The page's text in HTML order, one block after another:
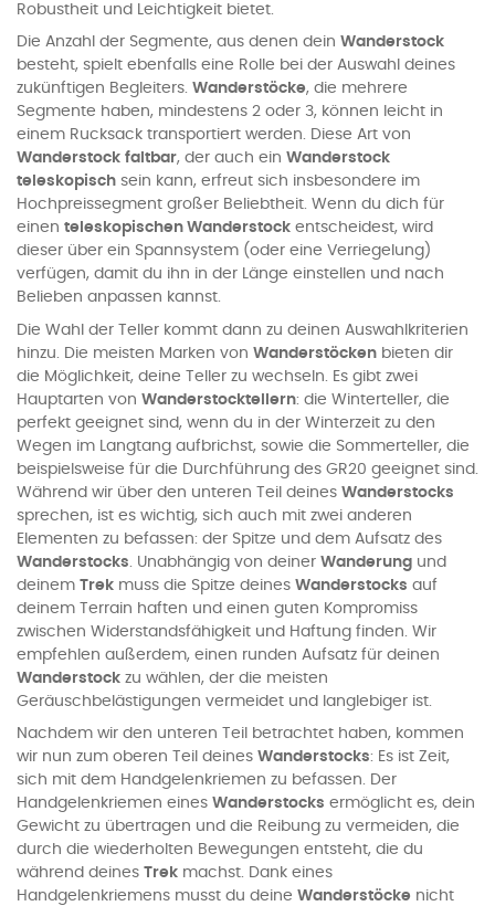
Robustheit und Leichtigkeit bietet.
Die Anzahl der Segmente, aus denen dein Wanderstock
besteht, spielt ebenfalls eine Rolle bei der Auswahl deines
zukünftigen Begleiters. Wanderstöcke, die mehrere
Segmente haben, mindestens 2 oder 3, können leicht in
einem Rucksack transportiert werden. Diese Art von
Wanderstock faltbar, der auch ein Wanderstock
teleskopisch sein kann, erfreut sich insbesondere im
Hochpreissegment großer Beliebtheit. Wenn du dich für
einen teleskopischen Wanderstock entscheidest, wird
dieser über ein Spannsystem (oder eine Verriegelung)
verfügen, damit du ihn in der Länge einstellen und nach
Belieben anpassen kannst.
Die Wahl der Teller kommt dann zu deinen Auswahlkriterien
hinzu. Die meisten Marken von Wanderstöcken bieten dir
die Möglichkeit, deine Teller zu wechseln. Es gibt zwei
Hauptarten von Wanderstocktellern: die Winterteller, die
perfekt geeignet sind, wenn du in der Winterzeit zu den
Wegen im Langtang aufbrichst, sowie die Sommerteller, die
beispielsweise für die Durchführung des GR20 geeignet sind.
Während wir über den unteren Teil deines Wanderstocks
sprechen, ist es wichtig, sich auch mit zwei anderen
Elementen zu befassen: der Spitze und dem Aufsatz des
Wanderstocks . Unabhängig von deiner Wanderung und
deinem Trek muss die Spitze deines Wanderstocks auf
deinem Terrain haften und einen guten Kompromiss
zwischen Widerstandsfähigkeit und Haftung finden. Wir
empfehlen außerdem, einen runden Aufsatz für deinen
Wanderstock zu wählen, der die meisten
Geräuschbelästigungen vermeidet und langlebiger ist.
Nachdem wir den unteren Teil betrachtet haben, kommen
wir nun zum oberen Teil deines Wanderstocks: Es ist Zeit,
sich mit dem Handgelenkriemen zu befassen. Der
Handgelenkriemen eines Wanderstocks ermöglicht es, dein
Gewicht zu übertragen und die Reibung zu vermeiden, die
durch die wiederholten Bewegungen entsteht, die du
während deines Trek machst. Dank eines
Handgelenkriemens musst du deine Wanderstöcke nicht